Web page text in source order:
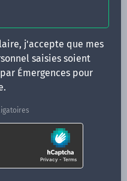
j'accepte que mes
saisies soient
Émergences pour